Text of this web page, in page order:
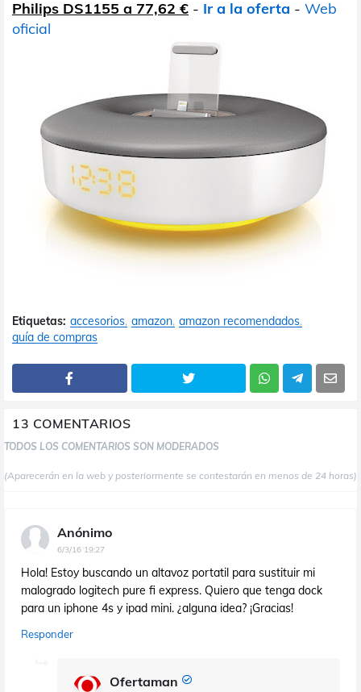
Philips DS1155 a 77,62 € - Ir a la oferta - Web
oficial
Etiquetas: accesorios amazon amazon recomendados
guía de compras
13 COMENTARIOS
TODOS LOS COMENTARIOS SON MODERADOS
(Aparecerán en la web y posteriormente se contestarán en menos de 24 horas)
Anónimo
6/3/16 19:27
Hola! Estoy buscando un altavoz portatil para sustituir mi
malogrado logitech pure fi express. Quiero que tenga dock
para un iphone 4s y ipad mini. ¿alguna idea? ¡Gracias!
Responder
Ofertaman